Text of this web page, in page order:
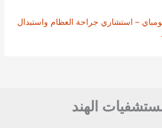
– استشاري جراحة العظام واستبدال
الهند